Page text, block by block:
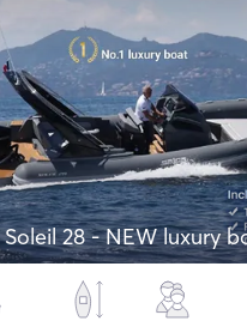
28 - NEW luxury